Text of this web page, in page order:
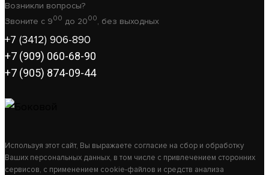
ХИТ ПРОДАЖ
390
Возникли вопросы?
Звоните с 900 до 2000, без выходных
+7 (3412) 906-890
+7 (909) 060-68-90
+7 (905) 874-09-44
Используя этот сайт, Вы выражаете согласие на сбор и обработку
Ваших персональных данных, в том числе с привлечением сторонних
сервисов, с применением cookie-файлов и средств анализа